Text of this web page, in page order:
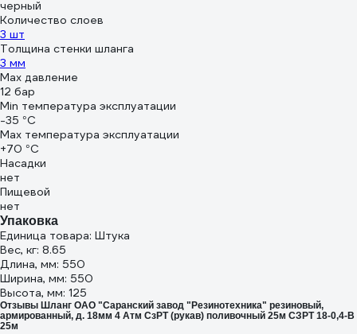
черный
Количество слоев
3 шт
Толщина стенки шланга
3 мм
Max давление
12 бар
Min температура эксплуатации
-35 °С
Мах температура эксплуатации
+70 °С
Насадки
нет
Пищевой
нет
Упаковка
Единица товара: Штука
Вес, кг: 8.65
Длина, мм: 550
Ширина, мм: 550
Высота, мм: 125
Отзывы Шланг ОАО "Саранский завод "Резинотехника" резиновый,
армированный, д. 18мм 4 Атм СзРТ (рукав) поливочный 25м СЗРТ 18-0,4-В
25м